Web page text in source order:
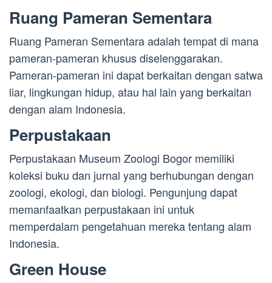
Ruang Pameran Sementara
Ruang Pameran Sementara adalah tempat di mana
pameran-pameran khusus diselenggarakan.
Pameran-pameran ini dapat berkaitan dengan satwa
liar, lingkungan hidup, atau hal lain yang berkaitan
dengan alam Indonesia.
Perpustakaan
Perpustakaan Museum Zoologi Bogor memiliki
koleksi buku dan jurnal yang berhubungan dengan
zoologi, ekologi, dan biologi. Pengunjung dapat
memanfaatkan perpustakaan ini untuk
memperdalam pengetahuan mereka tentang alam
Indonesia.
Green House